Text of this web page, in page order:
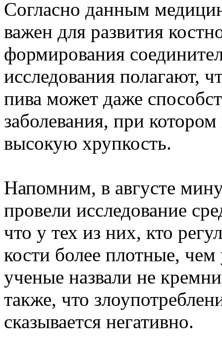
Согласно данным
важен для развития
формирования
исследования полагают,
пива может даже
заболевания, при
высокую хрупкость.
Напомним, в августе
провели исследование
что у тех из них, кто
кости более плотные,
ученые назвали не
также, что
сказывается негативно.